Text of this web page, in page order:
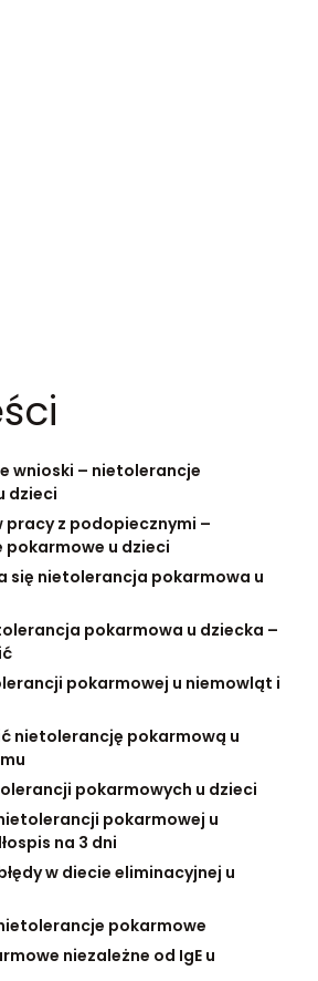
wnioski – nietolerancje
dzieci
pracy z podopiecznymi –
u dzieci
się nietolerancja pokarmowa u
pokarmowa u dziecka –
pokarmowej u niemowląt i
nietolerancję pokarmową u
pokarmowych u dzieci
pokarmowej u
na 3 dni
w diecie eliminacyjnej u
pokarmowe
niezależne od IgE u